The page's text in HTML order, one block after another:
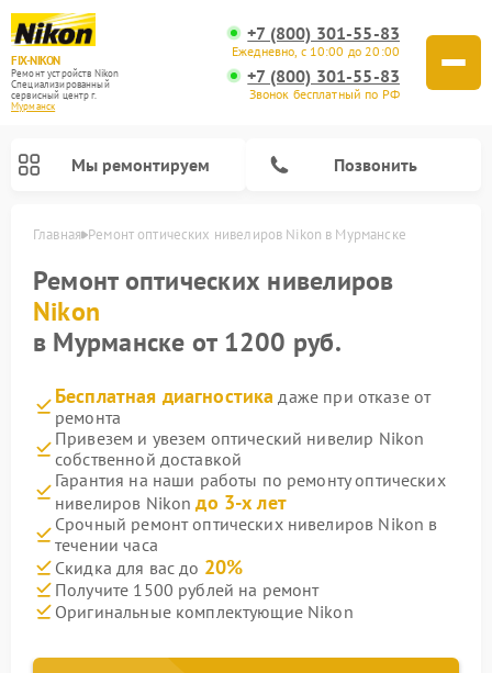
FIX-NIKON
Ремонт устройств Nikon
Специализированный
cервисный центр г.
Мурманск
+7 (800) 301-55-83
Ежедневно, с 10:00 до 20:00
+7 (800) 301-55-83
Звонок бесплатный по РФ
Мы ремонтируем Позвонить
Главная Ремонт оптических нивелиров Nikon в Мурманске
Ремонт оптических нивелиров
Nikon
в Мурманске от 1200 руб.
Бесплатная диагностика даже при отказе от
ремонта
Привезем и увезем оптический нивелир Nikon
собственной доставкой
Гарантия на наши работы по ремонту оптических
нивелиров Nikonдо 3-х лет
Срочный ремонт оптических нивелиров Nikon в
течении часа
Скидка для вас до 20%
Получите 1500 рублей на ремонт
Оригинальные комплектующие Nikon